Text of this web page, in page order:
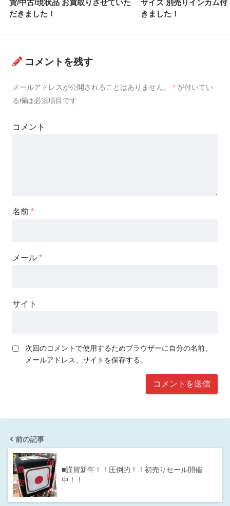
貨/中古/現状品 お買取りさせていた
だきました！
サイズ 別売りインカム付
きました！
コメントを残す
メールアドレスが公開されることはありません。 * が付いてい
る欄は必須項目です
コメント
名前 *
メール *
サイト
次回のコメントで使用するためブラウザーに自分の名前、
メールアドレス、サイトを保存する。
前の記事
■謹賀新年！！圧倒的！！初売りセール開催
中！！